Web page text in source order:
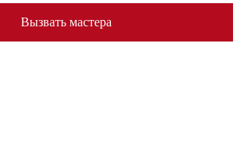
Вызвать мастера